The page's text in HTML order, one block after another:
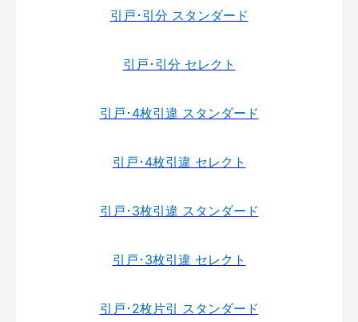
引戸･引分 スタンダード
引戸･引分 セレクト
引戸･4枚引違 スタンダード
引戸･4枚引違 セレクト
引戸･3枚引違 スタンダード
引戸･3枚引違 セレクト
引戸･2枚片引 スタンダード